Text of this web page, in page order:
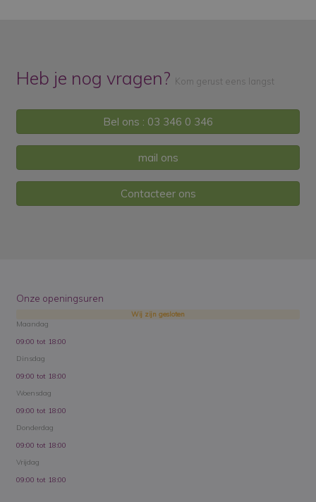
Heb je nog vragen? Kom gerust eens langst
Bel ons : 03 346 0 346
mail ons
Contacteer ons
Onze openingsuren
Wij zijn gesloten
Maandag
09:00 tot 18:00
Dinsdag
09:00 tot 18:00
Woensdag
09:00 tot 18:00
Donderdag
09:00 tot 18:00
Vrijdag
09:00 tot 18:00